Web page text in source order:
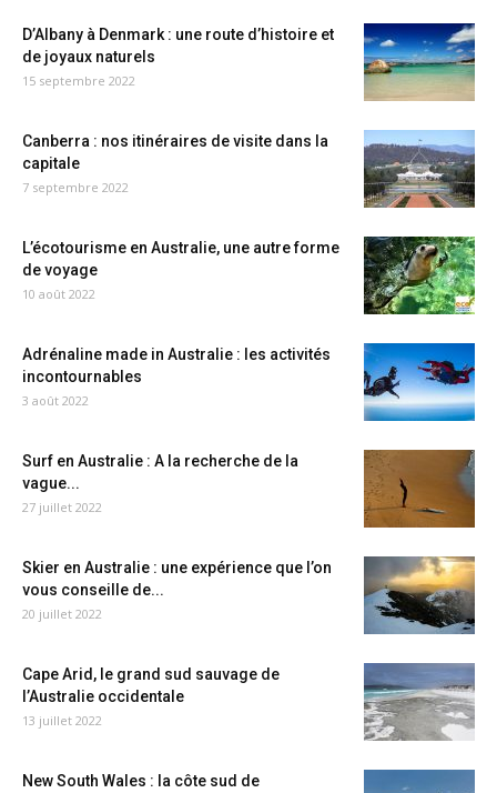
D’Albany à Denmark : une route d’histoire et
de joyaux naturels
15 septembre 2022
Canberra : nos itinéraires de visite dans la
capitale
7 septembre 2022
L’écotourisme en Australie, une autre forme
de voyage
10 août 2022
Adrénaline made in Australie : les activités
incontournables
3 août 2022
Surf en Australie : A la recherche de la
vague...
27 juillet 2022
Skier en Australie : une expérience que l’on
vous conseille de...
20 juillet 2022
Cape Arid, le grand sud sauvage de
l’Australie occidentale
13 juillet 2022
New South Wales : la côte sud de